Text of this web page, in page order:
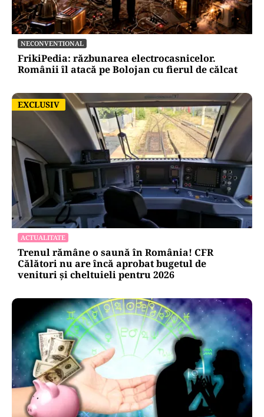
NECONVENTIONAL
FrikiPedia: răzbunarea electrocasnicelor.
Românii îl atacă pe Bolojan cu fierul de călcat
EXCLUSIV
EXCLUSIV
ACTUALITATE
Trenul rămâne o saună în România! CFR
Călători nu are încă aprobat bugetul de
venituri și cheltuieli pentru 2026